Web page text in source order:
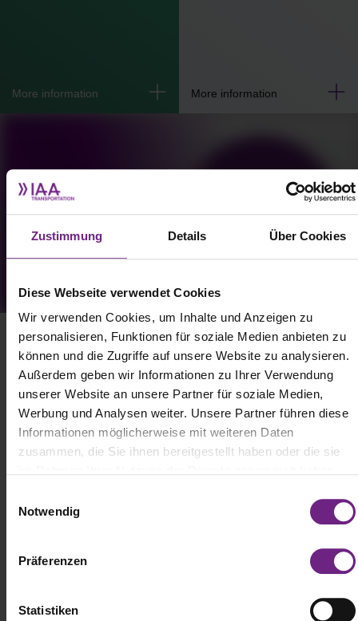
Zustimmung Details Über Cookies
Diese Webseite verwendet Cookies
Wir verwenden Cookies, um Inhalte und Anzeigen zu
personalisieren, Funktionen für soziale Medien anbieten zu
können und die Zugriffe auf unsere Website zu analysieren.
Außerdem geben wir Informationen zu Ihrer Verwendung
unserer Website an unsere Partner für soziale Medien,
Werbung und Analysen weiter. Unsere Partner führen diese
Informationen möglicherweise mit weiteren Daten
zusammen, die Sie ihnen bereitgestellt haben oder die sie
Notwendig
Präferenzen
Statistiken
More information More information
Please accept
TRANSPORTATION 2026